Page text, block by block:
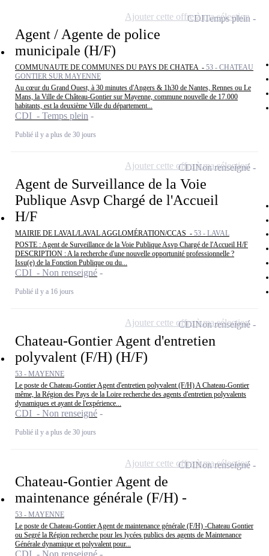
Agent / Agente de police
municipale (H/F)
COMMUNAUTE DE COMMUNES DU PAYS DE CHATEA - 53 - CHATEAU
GONTIER SUR MAYENNE
Au cœur du Grand Ouest, à 30 minutes d'Angers & 1h30 de Nantes, Rennes ou Le
Mans, la Ville de Château-Gontier sur Mayenne, commune nouvelle de 17.000
habitants, est la deuxième Ville du département...
CDI - Temps plein
Publié il y a plus de 30 jours
CDITemps plein
Ajouter cette offre à ma sélection
Agent de Surveillance de la Voie
Publique Asvp Chargé de l'Accueil
H/F
MAIRIE DE LAVAL/LAVAL AGGLOMÉRATION/CCAS - 53 - LAVAL
POSTE : Agent de Surveillance de la Voie Publique Asvp Chargé de l'Accueil H/F
DESCRIPTION : A la recherche d'une nouvelle opportunité professionnelle ?
Issu(e) de la Fonction Publique ou du...
CDI - Non renseigné
Publié il y a 16 jours
CDINon renseigné
Ajouter cette offre à ma sélection
Chateau-Gontier Agent d'entretien
polyvalent (F/H) (H/F)
53 - MAYENNE
Le poste de Chateau-Gontier Agent d'entretien polyvalent (F/H) A Chateau-Gontier
même, la Région des Pays de la Loire recherche des agents d'entretien polyvalents
dynamiques et ayant de l'expérience...
CDI - Non renseigné
Publié il y a plus de 30 jours
CDINon renseigné
Ajouter cette offre à ma sélection
Chateau-Gontier Agent de
maintenance générale (F/H) -
53 - MAYENNE
Le poste de Chateau-Gontier Agent de maintenance générale (F/H) -Chateau Gontier
ou Segré la Région recherche pour les lycées publics des agents de Maintenance
Générale dynamique et polyvalent pour...
CDINon renseigné
Ajouter cette offre à ma sélection